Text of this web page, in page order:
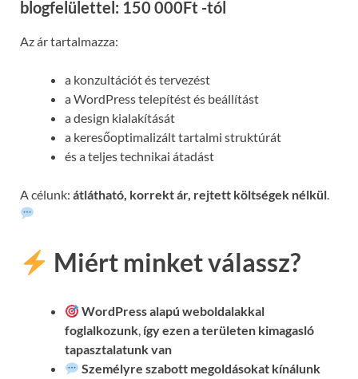
blogfelülettel: 150 000Ft -tól
Az ár tartalmazza:
a konzultációt és tervezést
a WordPress telepítést és beállítást
a design kialakítását
a keresőoptimalizált tartalmi struktúrát
és a teljes technikai átadást
A célunk: átlátható, korrekt ár, rejtett költségek nélkül
Miért minket válassz?
WordPress alapú weboldalakkal
foglalkozunk, így ezen a területen kimagasló
tapasztalatunk van
Személyre szabott megoldásokat kínálunk